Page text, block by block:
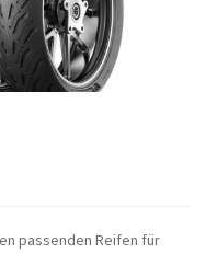
passenden Reifen für